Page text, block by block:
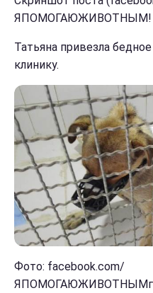
ЯПОМОГАЮЖИВОТНЫМ!
Татьяна привезла
клинику.
Фото: facebook.com/